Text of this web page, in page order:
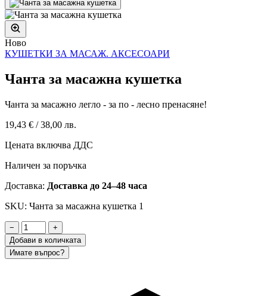
Ново
КУШЕТКИ ЗА МАСАЖ. АКСЕСОАРИ
Чанта за масажна кушетка
Чанта за масажно легло - за по - лесно пренасяне!
19,43 € / 38,00 лв.
Цената включва ДДС
Наличен за поръчка
Доставка: Доставка до 24–48 часа
SKU: Чанта за масажна кушетка 1
−
+
Добави в количката
Имате въпрос?